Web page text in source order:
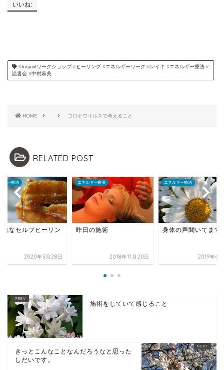
いいね:
#Inspiritワークショップ #ヒーリング #エネルギーワーク #レイキ #エネルギー療法 #
読書会 #中村麻美
HOME コロナウイルスで考えること
RELATED POST
ギー療法
識なセルフヒーリン
2020年3月28日
エネルギー療法
昨日の施術
2018年11月20日
エネルギー療法
身体の声聞いてます
2019年6
施術をしていて感じること
きっとこんなことなんだろうなと思った
しだいです。